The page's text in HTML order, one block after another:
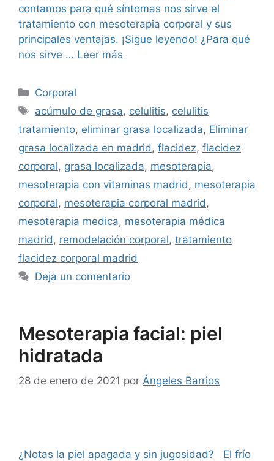
contamos para qué síntomas nos sirve el
tratamiento con mesoterapia corporal y sus
principales ventajas. ¡Sigue leyendo! ¿Para qué
nos sirve … Leer más
Corporal
acúmulo de grasa, celulitis, celulitis
tratamiento, eliminar grasa localizada, Eliminar
grasa localizada en madrid , flacidez, flacidez
corporal, grasa localizada, mesoterapia,
mesoterapia con vitaminas madrid , mesoterapia
corporal, mesoterapia corporal madrid ,
mesoterapia medica, mesoterapia médica
madrid , remodelación corporal, tratamiento
flacidez corporal madrid
Deja un comentario
Mesoterapia facial: piel
hidratada
28 de enero de 2021 por Ángeles Barrios
¿Notas la piel apagada y sin jugosidad? El frío